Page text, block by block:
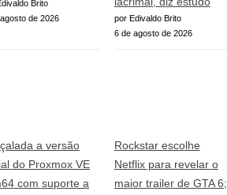
Brito
de 2026
por Edivaldo Brito
6 de agosto de 2026
a versão
do Proxmox VE
com suporte a
Rockstar escolhe
Netflix para revelar o
maior trailer de GTA 6;